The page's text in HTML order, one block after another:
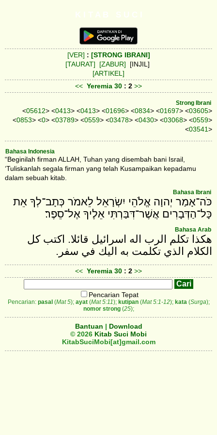
[VER] : [STRONG IBRANI]
[TAURAT]
[ZABUR] [INJIL]
[ARTIKEL]
<< Yeremia 30 : 2 >>
Strong Ibrani
<05612> <0413> <0413> <01696> <0834> <01697> <03605>
<0853> <0> <03789> <0559> <03478> <0430> <03068> <0559>
<03541>
Bahasa Indonesia
“Beginilah firman ALLAH, Tuhan yang disembah bani Israil,
‘Tuliskanlah segala firman yang telah Kusampaikan kepadamu
dalam sebuah kitab.
Bahasa Ibrani
כֹּה־אָמַר יְהוָה אֱלֹהֵי יִשְׂרָאֵל לֵאמֹר כְּתָב־לְךָ אֵת
כָּל־הַדְּבָרִים אֲשֶׁר־דִּבַּרְתִּי אֵלֶיךָ אֶל־סֵפֶר׃
Bahasa Arab
هكذا تكلم الرب اله اسرائيل قائلا. اكتب كل
الكلام الذي تكلمت به اليك في سفر.
<< Yeremia 30 : 2 >>
Pencarian Tepat
Pencarian: pasal(Mat 5); ayat(Mat 5:11); kutipan(Mat 5:1-12); kata (Surga);
nomor strong(25);
Bantuan | Download
© 2026 Kitab Suci Mobi
KitabSuciMobi[at]gmail.com